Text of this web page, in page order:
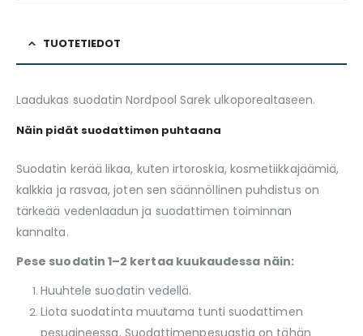
TUOTETIEDOT
Laadukas suodatin Nordpool Sarek ulkoporealtaseen.
Näin pidät suodattimen puhtaana
Suodatin kerää likaa, kuten irtoroskia, kosmetiikkajäämiä,
kalkkia ja rasvaa, joten sen säännöllinen puhdistus on
tärkeää vedenlaadun ja suodattimen toiminnan
kannalta.
Pese suodatin 1–2 kertaa kuukaudessa näin:
Huuhtele suodatin vedellä.
Liota suodatinta muutama tunti suodattimen
pesuaineessa. Suodattimenpesuastia on tähän